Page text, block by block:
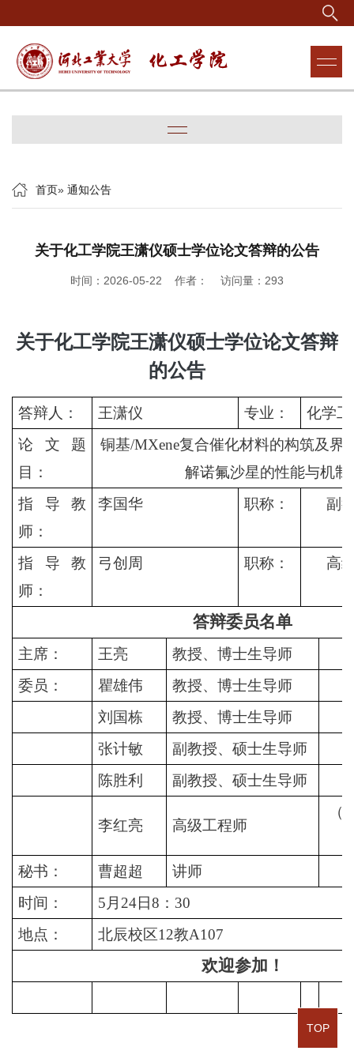
首页» 通知公告
关于化工学院王潇仪硕士学位论文答辩的公告
时间：2026-05-22 作者： 访问量： 293
关于化工学院王潇仪硕士学位论文答辩
的公告
答辩人 ： 王潇仪 专业：
化学
论文题
目：
铜基/MXene复合催化材料的构筑及界
解诺氟沙星的性能与机制
指导教
师：
李国华 职称： 副
指导教
师：
弓创周 职称： 高
答辩委员名单
主席： 王亮 教授、博士生导师
委员：
瞿雄伟 教授、博士生导师
刘国栋
教授、博士生导师
张计敏
副教授、硕士生导师
陈胜利
副教授、硕士生导师
李红亮 高级工程师
（
秘书：
曹超超 讲师
时间：
5月24日8：30
地点：
北辰校区12教A107
欢迎参加！
TOP